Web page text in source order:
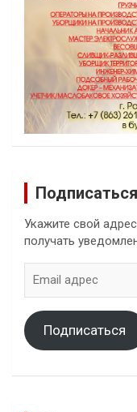
Укажите свой
получать
адрес
Подписаться